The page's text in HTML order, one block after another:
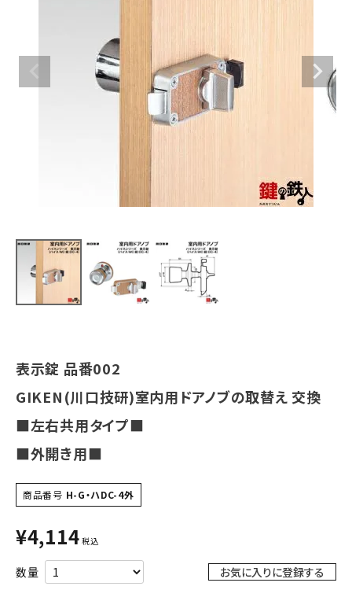
防犯対策
南京錠
ACCOUNT MENU
ようこそ ゲスト 様
meeting_room ログイン
表示錠 品番002
GIKEN(川口技研)室内用ドアノブの取替え 交換
■左右共用タイプ■
■外開き用■
商品番号 H-G・ハDC-4外
¥4,114 税込
お気に入りに登録する